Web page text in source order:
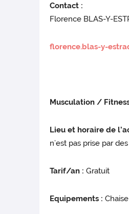
Contact :
Florence BLAS-Y-
florence.blas-y-
Musculation /
Lieu et horaire de
n’est pas prise par
Tarif/an :Gratuit
Equipements :